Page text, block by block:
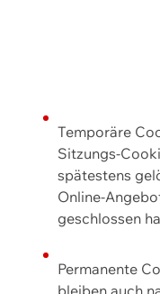
Temporäre
Sitzungs-
spätestens
Online-
geschlossen
Permanente